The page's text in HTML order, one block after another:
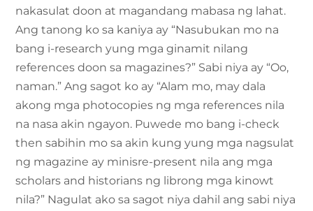
nakasulat doon at magandang mabasa ng lahat.
Ang tanong ko sa kaniya ay “Nasubukan mo na
bang i-research yung mga ginamit nilang
references doon sa magazines?” Sabi niya ay “Oo,
naman.” Ang sagot ko ay “Alam mo, may dala
akong mga photocopies ng mga references nila
na nasa akin ngayon. Puwede mo bang i-check
then sabihin mo sa akin kung yung mga nagsulat
ng magazine ay minisre-present nila ang mga
scholars and historians ng librong mga kinowt
nila?” Nagulat ako sa sagot niya dahil ang sabi niya